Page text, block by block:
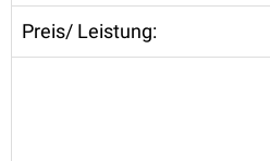
Preis/ Leistung: